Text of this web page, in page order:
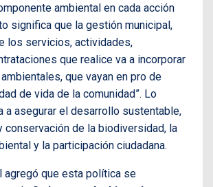
ambiental en cada acción
significa que la gestión municipal,
los servicios, actividades,
que realice va a incorporar
que vayan en pro de
de vida de la comunidad”. Lo
a asegurar el desarrollo sustentable,
conservación de la biodiversidad, la
y la participación ciudadana.
agregó que esta política se